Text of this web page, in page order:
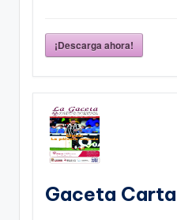
¡Descarga ahora!
Gaceta